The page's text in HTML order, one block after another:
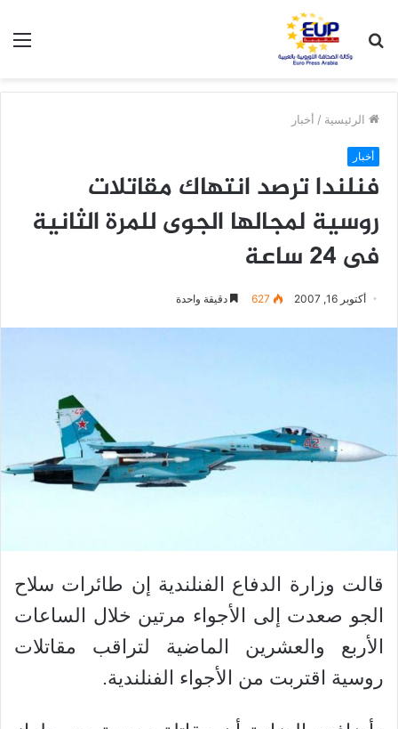
عن
الرئيسية / أخبار
أخبار
فنلندا ترصد انتهاك مقاتلات
روسية لمجالها الجوى للمرة الثانية
فى 24 ساعة
أكتوبر 16, 2007 627 دقيقة واحدة
قالت وزارة الدفاع الفنلندية إن طائرات سلاح
الجو صعدت إلى الأجواء مرتين خلال الساعات
الأربع والعشرين الماضية لتراقب مقاتلات
روسية اقتربت من الأجواء الفنلندية.